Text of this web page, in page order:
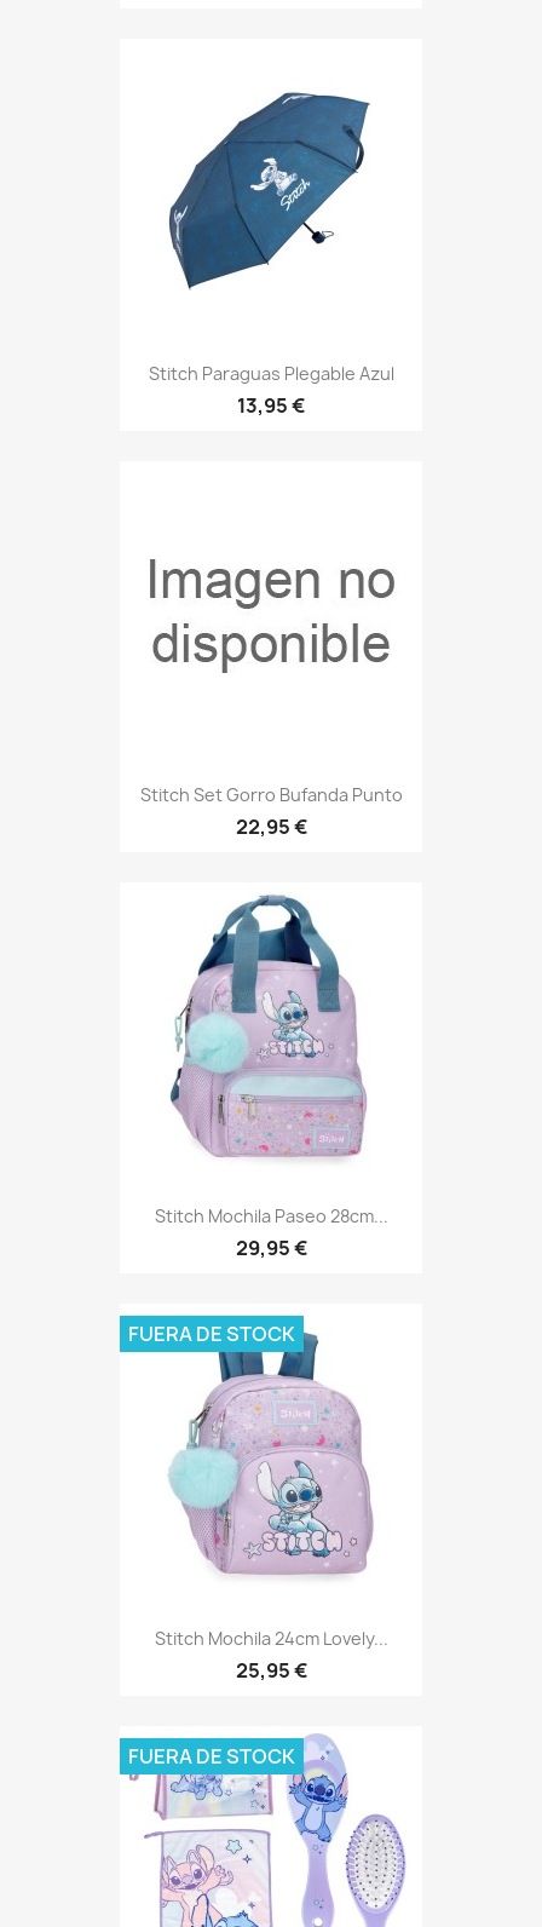
Stitch Paraguas Plegable Azul
13,95 €
Stitch Set Gorro Bufanda Punto
22,95 €
Stitch Mochila Paseo 28cm...
29,95 €
Stitch Mochila 24cm Lovely...
25,95 €
FUERA DE STOCK
FUERA DE STOCK